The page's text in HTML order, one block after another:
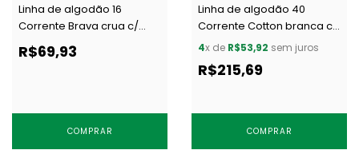
Linha de algodão 16
Corrente Brava crua c/
4000 j
R$69,93
COMPRAR
Linha de algodão 40
Corrente Cotton branca c/
5000 m
4x de R$53,92 sem juros
R$215,69
COMPRAR